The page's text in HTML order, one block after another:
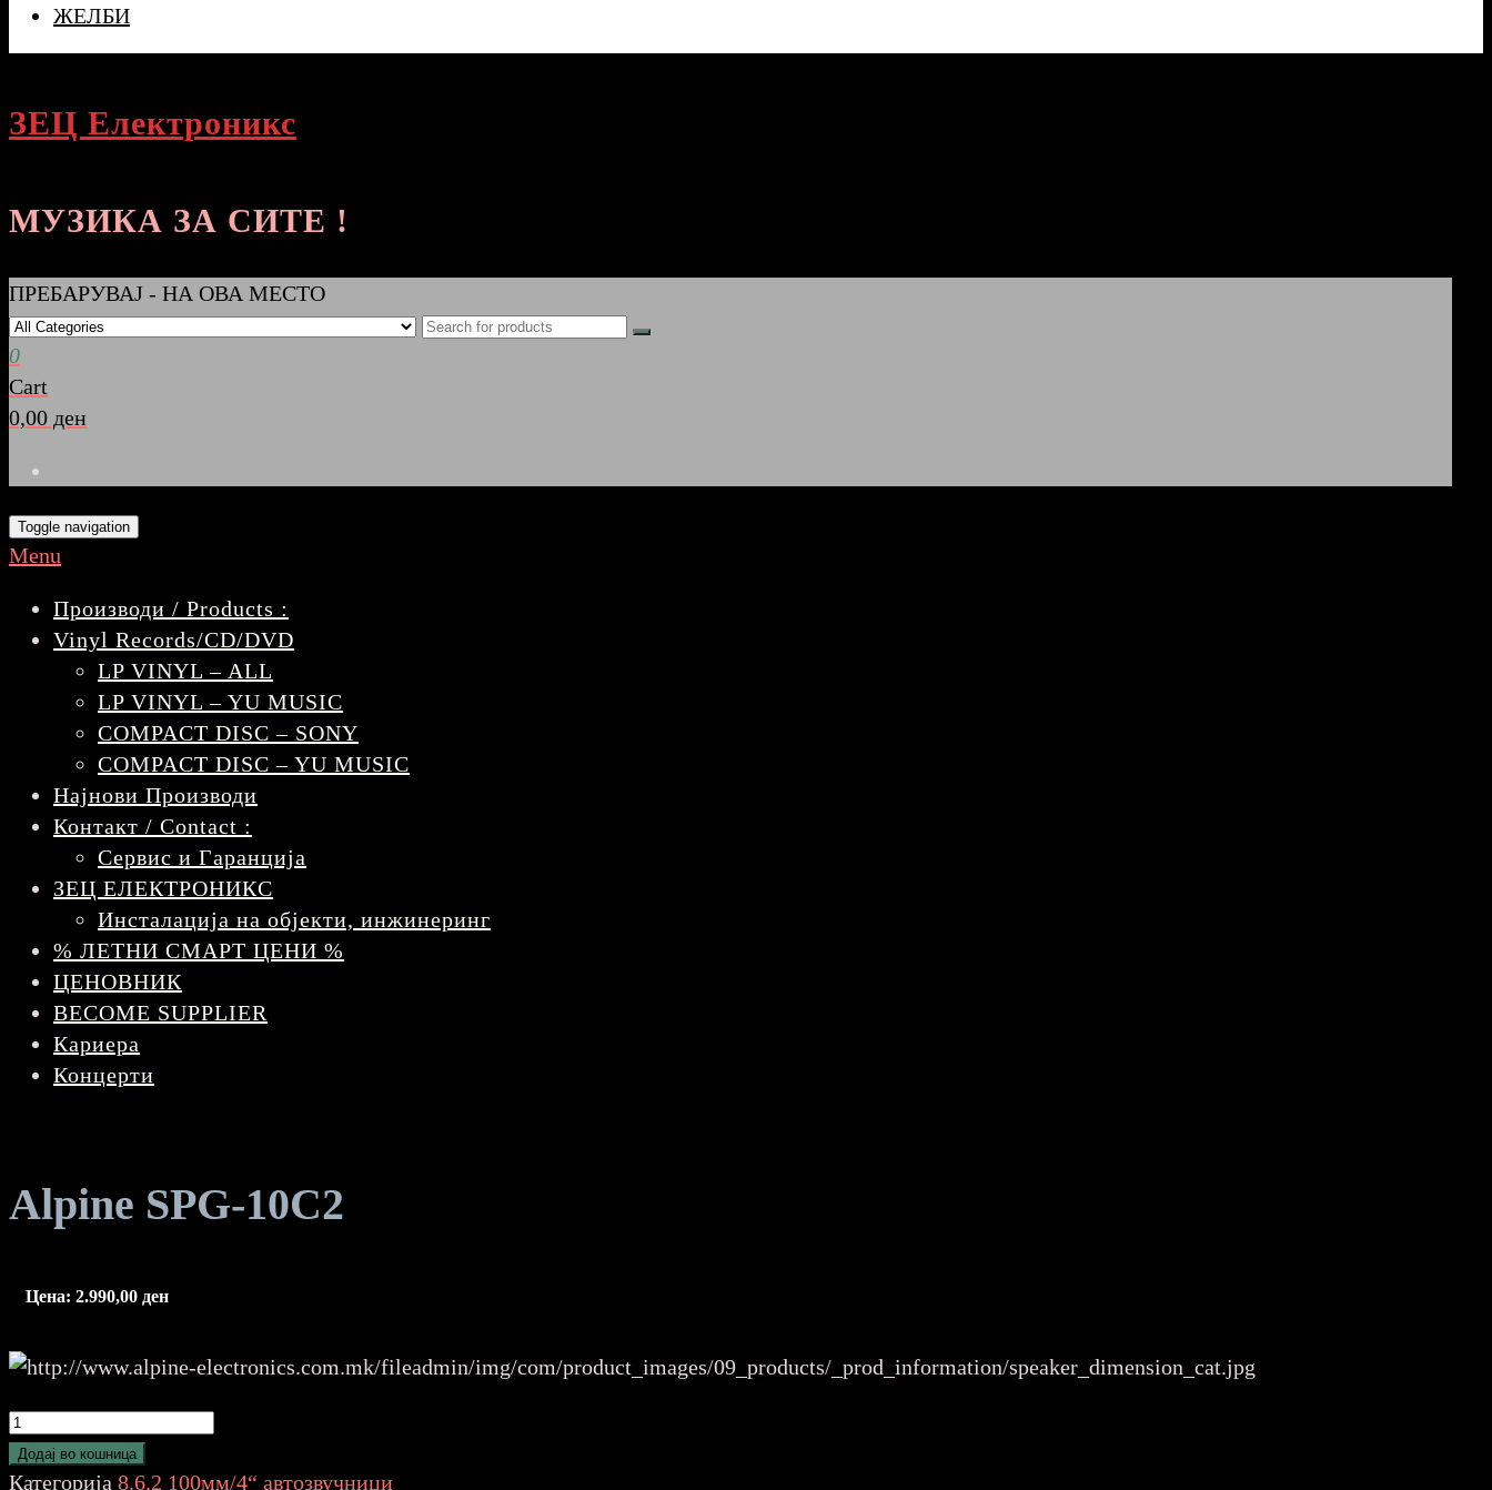
ЖЕЛБИ
ЗЕЦ Електроникс
МУЗИКА ЗА СИТЕ !
ПРЕБАРУВАЈ - НА ОВА МЕСТО
0
Cart
0,00 ден
Toggle navigation
Menu
Производи / Products :
Vinyl Records/CD/DVD
LP VINYL – ALL
LP VINYL – YU MUSIC
COMPACT DISC – SONY
COMPACT DISC – YU MUSIC
Најнови Производи
Контакт / Contact :
Сервис и Гаранција
ЗЕЦ ЕЛЕКТРОНИКС
Инсталација на објекти, инжинеринг
% ЛЕТНИ СМАРТ ЦЕНИ %
ЦЕНОВНИК
BECOME SUPPLIER
Кариера
Концерти
Alpine SPG-10C2
Цена: 2.990,00 ден
Alpine
SPG-
10C2
Додај во кошница
Категорија 8.6.2 100мм/4“ автозвучници